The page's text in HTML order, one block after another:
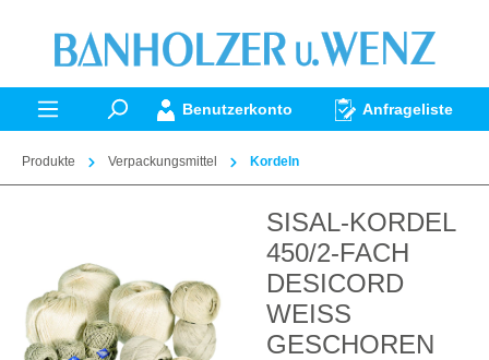
springen
Benutzerkonto Anfrageliste
Produkte Verpackungsmittel Kordeln
SISAL-KORDEL
450/2-FACH
DESICORD
WEISS
GESCHOREN